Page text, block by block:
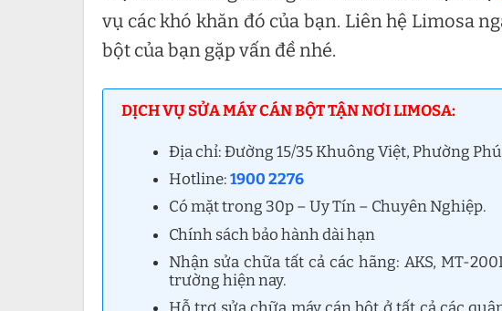
vụ các khó khăn đó của bạn. Liên hệ Limosa
bột của bạn gặp vấn đề nhé.
DỊCH VỤ SỬA MÁY CÁN BỘT TẬN NƠI LIMOSA:
Địa chỉ: Đường 15/35 Khuông Việt, Phường
Hotline:1900 2276
Có mặt trong 30p – Uy Tín – Chuyên Nghiệp.
Chính sách bảo hành dài hạn
Nhận sửa chữa tất cả các hãng: AKS, MT-
trường hiện nay.